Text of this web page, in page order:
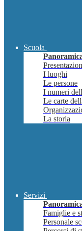
Scuola
I luoghi
Le persone
I numeri
Le carte
La storia
Servizi
Famiglie e
Personale